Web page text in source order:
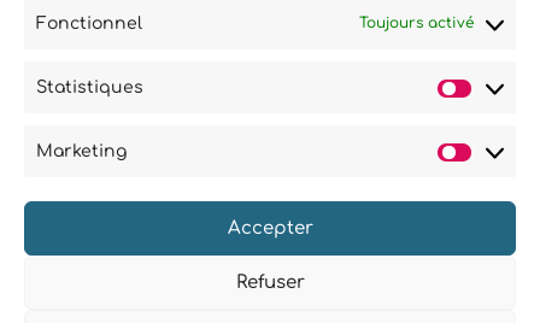
Fonctionnel Toujours activé
Statistiques
Marketing
Accepter
Refuser
que nous organisons
newsletter et/ou à la réception